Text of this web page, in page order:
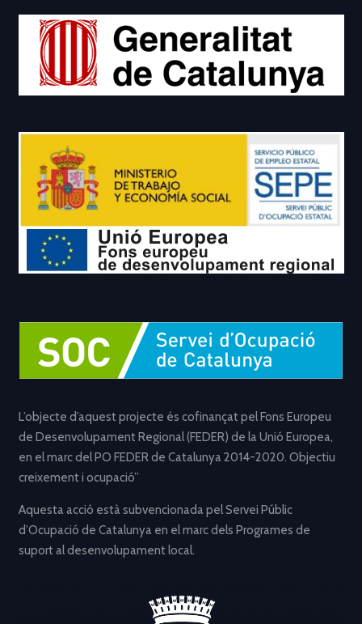
L’objecte d’aquest projecte és cofinançat pel Fons Europeu
de Desenvolupament Regional (FEDER) de la Unió Europea,
en el marc del PO FEDER de Catalunya 2014-2020. Objectiu
creixement i ocupació”
Aquesta acció està subvencionada pel Servei Públic
d’Ocupació de Catalunya en el marc dels Programes de
suport al desenvolupament local.